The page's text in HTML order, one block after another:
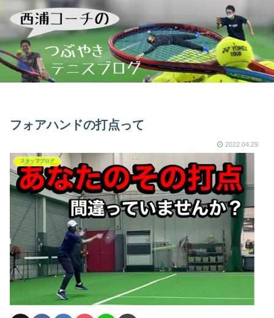
フォアハンドの打点って
2022.04.29
スタッフブログ